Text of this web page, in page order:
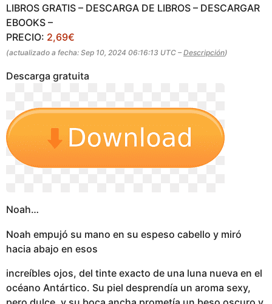
ñ
o
s
a
o
LIBROS GRATIS – DESCARGA DE LIBROS – DESCARGAR
EBOOKS –
PRECIO: 2,69€
(actualizado a fecha: Sep 10, 2024 06:16:13 UTC – Descripción)
Descarga gratuita
Noah…
Noah empujó su mano en su espeso cabello y miró
hacia abajo en esos
increíbles ojos, del tinte exacto de una luna nueva en el
océano Antártico. Su piel desprendía un aroma sexy,